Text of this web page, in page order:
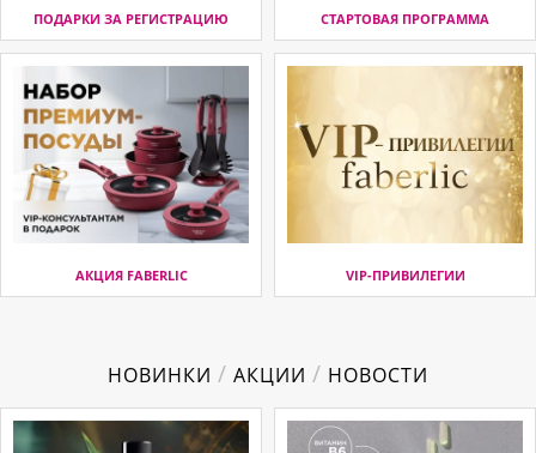
ПОДАРКИ ЗА РЕГИСТРАЦИЮ СТАРТОВАЯ ПРОГРАММА
АКЦИЯ FABERLIC VIP-ПРИВИЛЕГИИ
НОВИНКИ / АКЦИИ / НОВОСТИ